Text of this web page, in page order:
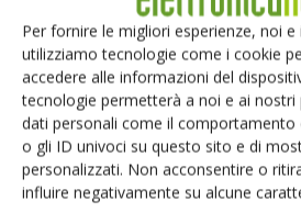
Per fornire le migliori esperienze, noi
utilizziamo tecnologie come i cookie
accedere alle informazioni del
tecnologie permetterà a noi e ai nostri
dati personali come il comportamento
o gli ID univoci su questo sito e di
personalizzati. Non acconsentire o
influire negativamente su alcune
imec: il mondo a dimensioni
Riccardo Busetto - 19 Marzo 2026
Selezione di elettronica